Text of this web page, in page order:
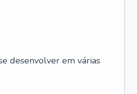
desenvolver em várias